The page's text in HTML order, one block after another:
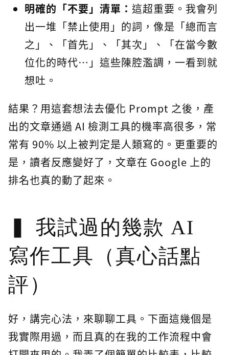
明確的「不要」清單： 這超重要。我會列
出一堆「禁止使用」的詞，像是「總而言
之」、「首先」、「其次」、「在當今數
位化的時代…」這些陳腔濫調，一看到就
想吐。
結果？用這套想法去優化 Prompt 之後，產
出的文章通過 AI 檢測工具的機率高很多，常
常有 90% 以上被判定是人類寫的。更重要的
是，讀者反應變好了，文章在 Google 上的
排名也真的動了起來。
我試過的幾款 AI
寫作工具（真心話點
評）
好，講完心法，來聊聊工具。下面這幾個是
我實際用過，而且真的在我的工作流程中會